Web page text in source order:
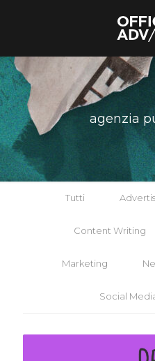
agenzia
Tutti
Content Writing
Marketing
Social